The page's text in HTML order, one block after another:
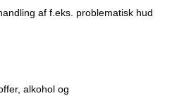
af f.eks. problematisk hud
alkohol og